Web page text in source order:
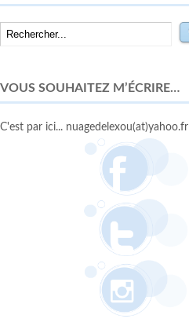
VOUS SOUHAITEZ M’ÉCRIRE…
C'est par ici... nuagedelexou(at)yahoo.fr